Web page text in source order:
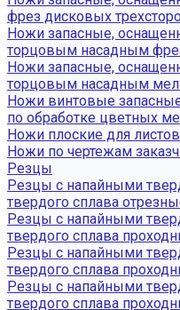
фрез дисковых
Ножи запасные,
торцовым насадным
Ножи запасные,
торцовым насадным
Ножи винтовые
по обработке цветных
Ножи плоские для
Ножи по чертежам
Резцы
Резцы с напайными
твердого сплава
Резцы с напайными
твердого сплава
Резцы с напайными
твердого сплава
Резцы с напайными
твердого сплава